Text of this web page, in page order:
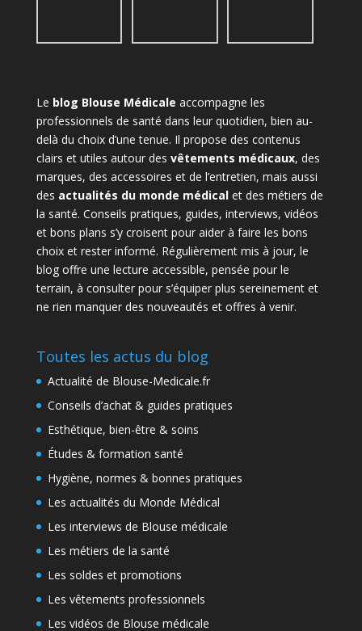
Le blog Blouse Médicale accompagne les
professionnels de santé dans leur quotidien, bien au-
delà du choix d’une tenue. Il propose des contenus
clairs et utiles autour des vêtements médicaux, des
marques, des accessoires et de l’entretien, mais aussi
des actualités du monde médicalet des métiers de
la santé. Conseils pratiques, guides, interviews, vidéos
et bons plans s’y croisent pour aider à faire les bons
choix et rester informé. Régulièrement mis à jour, le
blog offre une lecture accessible, pensée pour le
terrain, à consulter pour s’équiper plus sereinement et
ne rien manquer des nouveautés et offres à venir.
Toutes les actus du blog
Actualité de Blouse-Medicale.fr
Conseils d’achat & guides pratiques
Esthétique, bien-être & soins
Études & formation santé
Hygiène, normes & bonnes pratiques
Les actualités du Monde Médical
Les interviews de Blouse médicale
Les métiers de la santé
Les soldes et promotions
Les vêtements professionnels
Les vidéos de Blouse médicale